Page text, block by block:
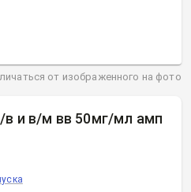
и в/м вв 50мг/мл амп
от изображенного на фото